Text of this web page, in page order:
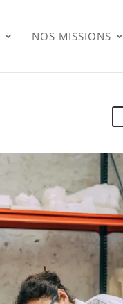
NOS MISSIONS